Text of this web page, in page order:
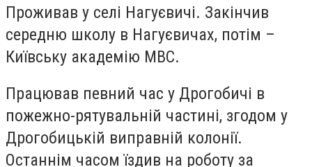
Проживав у селі Нагуєвичі. Закінчив
середню школу в Нагуєвичах, потім –
Київську академію МВС.
Працював певний час у Дрогобичі в
пожежно-рятувальній частині, згодом у
Дрогобицькій виправній колонії.
Останнім часом їздив на роботу за